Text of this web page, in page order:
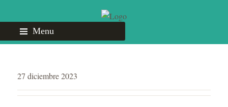
Menu
27 diciembre 2023